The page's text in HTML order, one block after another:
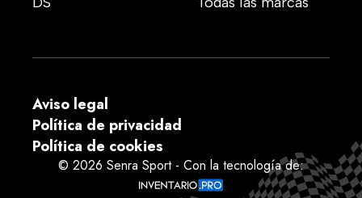
Aviso legal
Política de privacidad
Política de cookies
© 2026 Senra Sport - Con la tecnología de: